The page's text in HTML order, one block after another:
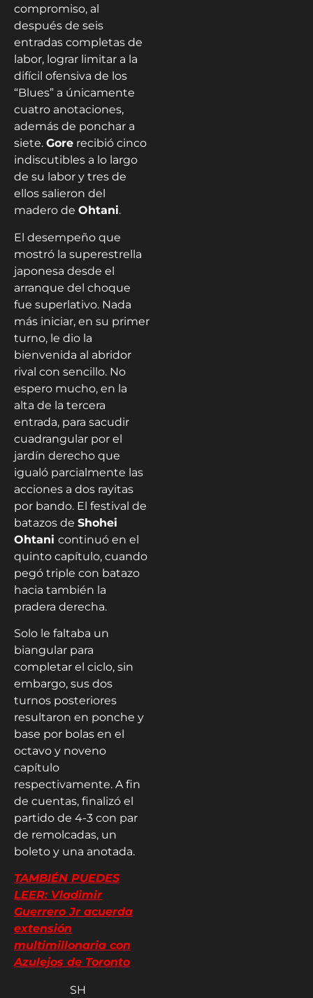
compromiso, al
después de seis
entradas completas de
labor, lograr limitar a la
difícil ofensiva de los
“Blues” a únicamente
cuatro anotaciones,
además de ponchar a
siete. Gore recibió cinco
indiscutibles a lo largo
de su labor y tres de
ellos salieron del
madero de Ohtani.
El desempeño que
mostró la superestrella
japonesa desde el
arranque del choque
fue superlativo. Nada
más iniciar, en su primer
turno, le dio la
bienvenida al abridor
rival con sencillo. No
espero mucho, en la
alta de la tercera
entrada, para sacudir
cuadrangular por el
jardín derecho que
igualó parcialmente las
acciones a dos rayitas
por bando. El festival de
batazos de Shohei
Ohtani continuó en el
quinto capítulo, cuando
pegó triple con batazo
hacia también la
pradera derecha.
Solo le faltaba un
biangular para
completar el ciclo, sin
embargo, sus dos
turnos posteriores
resultaron en ponche y
base por bolas en el
octavo y noveno
capítulo
respectivamente. A fin
de cuentas, finalizó el
partido de 4-3 con par
de remolcadas, un
boleto y una anotada.
TAMBIÉN PUEDES
LEER: Vladimir
Guerrero Jr acuerda
extensión
multimillonaria con
Azulejos de Toronto
SH